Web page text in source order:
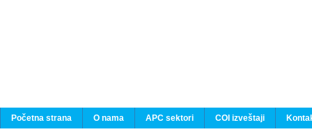
Početna strana O nama APC sektori COI izveštaji